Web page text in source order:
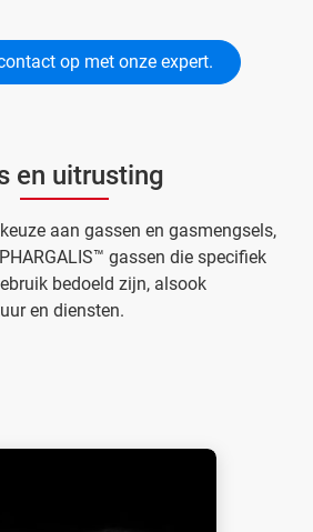
op met onze expert.
en uitrusting
aan gassen en gasmengsels,
gassen die specifiek
bedoeld zijn, alsook
en diensten.